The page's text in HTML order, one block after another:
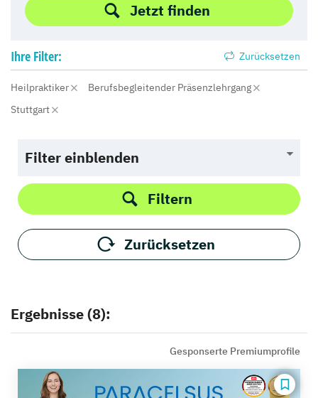
Jetzt finden
Ihre Filter: Zurücksetzen
Heilpraktiker
Berufsbegleitender Präsenzlehrgang
Stuttgart
Filter einblenden
Filtern
Zurücksetzen
Ergebnisse (8):
Gesponserte Premiumprofile